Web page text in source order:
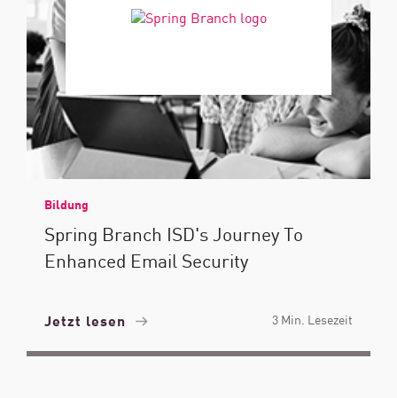
Bildung
Spring Branch ISD's Journey To
Enhanced Email Security
Jetzt lesen 3 Min. Lesezeit